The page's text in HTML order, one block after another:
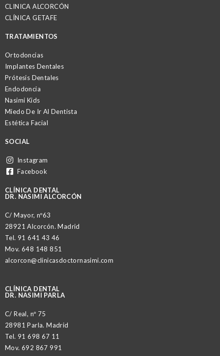
CLINICA ALCORCÓN
CLÍNICA GETAFE
TRATAMIENTOS
Ortodoncias
Implantes Dentales
Prótesis Dentales
Endodoncia
Nasimi Kids
Miedo De Ir Al Dentista
Estética Facial
SOCIAL
Instagram
Facebook
CLÍNICA DENTAL
DR. NASIMI ALCORCÓN
C/ Mayor, nº63
28921 Alcorcón. Madrid
Tel. 91 641 43 46
Mov. 648 148 851
alcorcon@clinicasdoctornasimi.com
CLÍNICA DENTAL
DR. NASIMI PARLA
C/ Real, nº 75
28981 Parla. Madrid
Tel. 91 698 67 11
Mov. 692 867 991